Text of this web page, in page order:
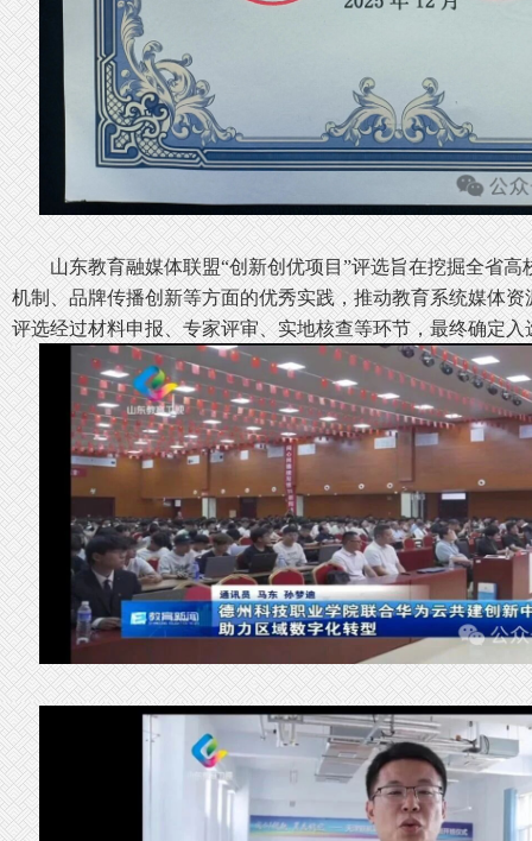
山东教育融媒体联盟“创新创优项目”评选旨在挖掘全省
机制、品牌传播创新等方面的优秀实践，推动教育系统媒体
评选经过材料申报、专家评审、实地核查等环节，最终确定入